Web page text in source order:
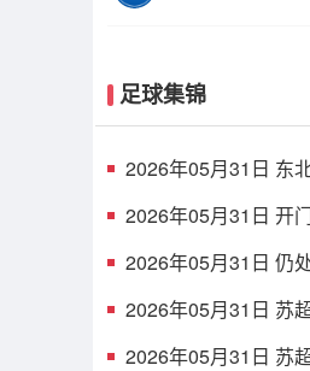
足球集锦
2026年05月31日 东
扳平
2026年05月31日 开
主刚果U23
2026年05月31日 仍
紫昌扳平
2026年05月31日 苏
积5分
2026年05月31日 苏